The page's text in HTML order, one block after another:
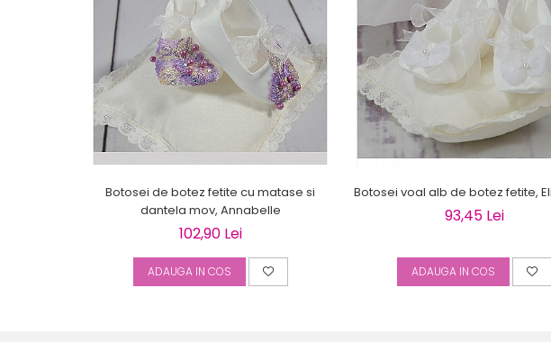
Botosei de botez fetite cu matase si
dantela mov, Annabelle
102,90 Lei
ADAUGA IN COS
Botosei voal alb de botez fetite,
93,45 Lei
ADAUGA IN COS